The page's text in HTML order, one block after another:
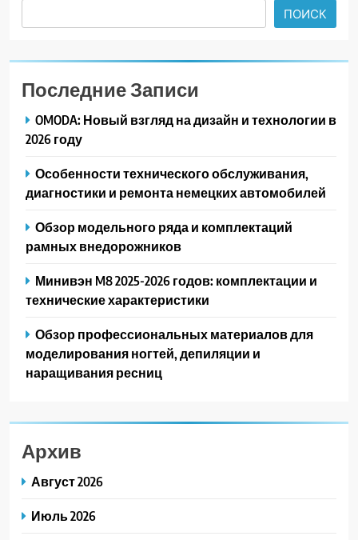
ПОИСК
Последние Записи
OMODA: Новый взгляд на дизайн и технологии в
2026 году
Особенности технического обслуживания,
диагностики и ремонта немецких автомобилей
Обзор модельного ряда и комплектаций
рамных внедорожников
Минивэн M8 2025-2026 годов: комплектации и
технические характеристики
Обзор профессиональных материалов для
моделирования ногтей, депиляции и
наращивания ресниц
Архив
Август 2026
Июль 2026